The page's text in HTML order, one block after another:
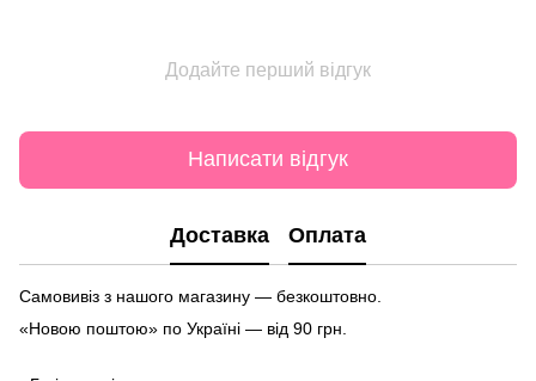
Додайте перший відгук
Написати відгук
Доставка Оплата
Самовивіз з нашого магазину — безкоштовно.
«Новою поштою» по Україні — від 90 грн.